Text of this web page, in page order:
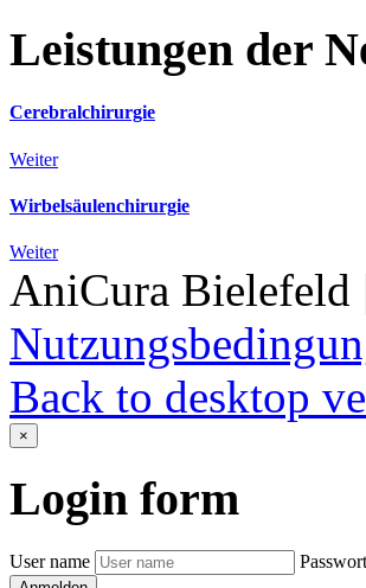
Leistungen der
Cerebralchirurgie
Weiter
Wirbelsäulenchirurgie
Weiter
AniCura Bielefeld
Back to desktop
×
Login form
User name Passwort